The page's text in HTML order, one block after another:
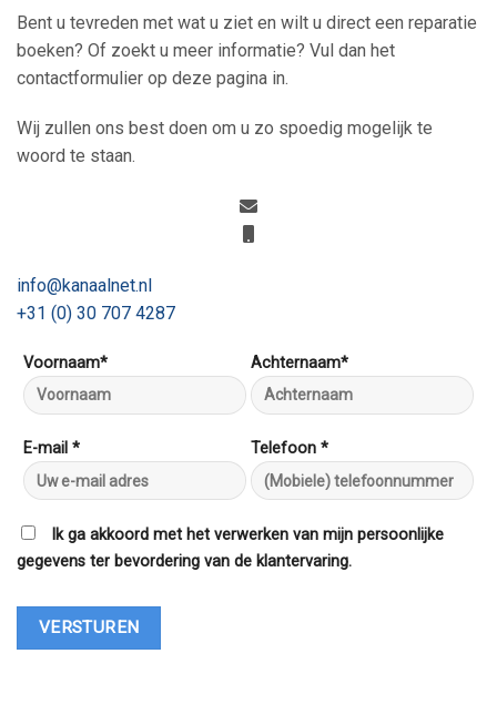
Bent u tevreden met wat u ziet en wilt u direct een reparatie
boeken? Of zoekt u meer informatie? Vul dan het
contactformulier op deze pagina in.
Wij zullen ons best doen om u zo spoedig mogelijk te
woord te staan.
info@kanaalnet.nl
+31 (0) 30 707 4287
Voornaam* Achternaam*
E-mail * Telefoon *
Ik ga akkoord met het verwerken van mijn persoonlijke
gegevens ter bevordering van de klantervaring.